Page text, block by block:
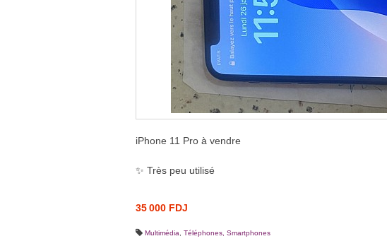
iPhone 11 Pro à vendre
✨ Très peu utilisé
35 000 FDJ
Multimédia Téléphones, Smartphones